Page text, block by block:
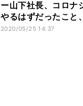
ー山下社長、コロナ
やるはずだったこと
2020/05/25 14:37